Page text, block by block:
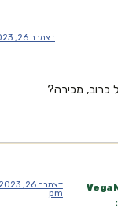
דצמבר 26, 2023 בשעה 10:57 am
כרוב, מכירה?
pm